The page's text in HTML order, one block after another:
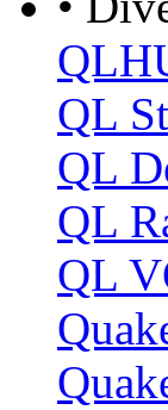
QL
QL
QL
QL